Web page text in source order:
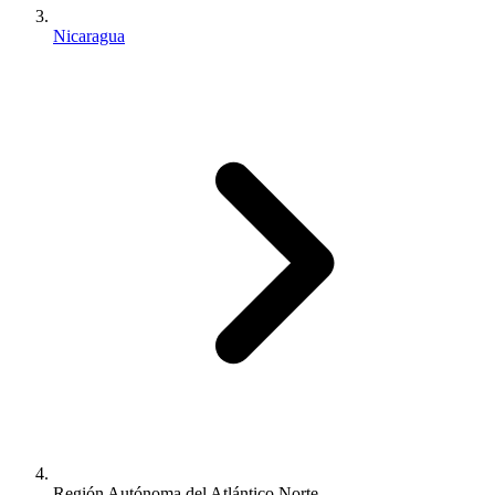
Nicaragua